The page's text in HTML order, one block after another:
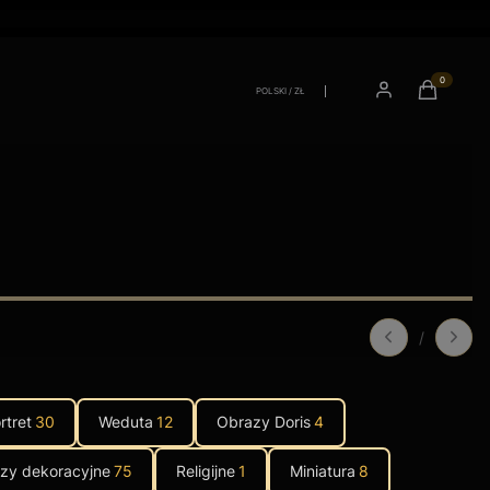
POLSKI / ZŁ Zaloguj się-: 0.
Koszyk
Slajd
/
z
30 Weduta 12 Obrazy Doris4
dekoracyjne75 Religijne 1 Miniatura 8